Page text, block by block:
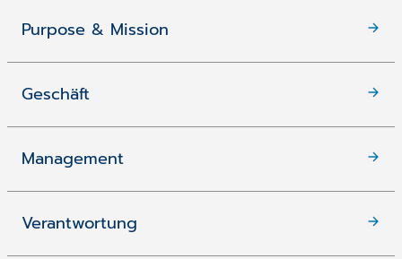
Purpose & Mission
Geschäft
Management
Verantwortung